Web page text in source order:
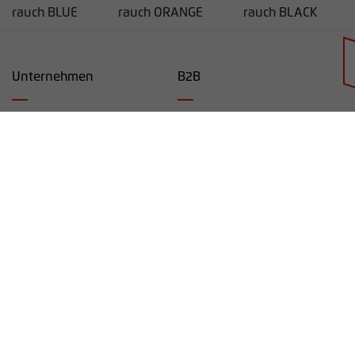
rauch BLUE rauch ORANGE rauch BLACK
Unternehmen B2B